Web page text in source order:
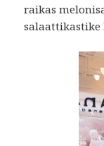
raikas
salaattikastike